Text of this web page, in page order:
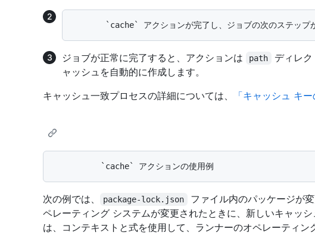
ジョブが正常に完了すると、アクションは path
ディレ
ャッシュを自動的に作成します。
キャッシュ一致プロセスの詳細については、
「キャッシュ キー
次の例では、 package-lock.json
ファイル内のパッケージが
ペレーティング システムが変更されたときに、新しいキャッ
は、コンテキストと式を使用して、ランナーのオペレーティン